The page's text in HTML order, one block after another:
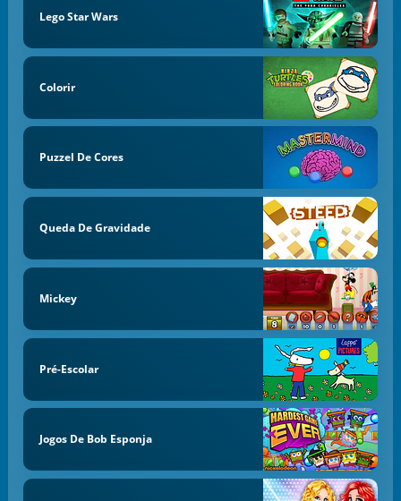
Lego Star Wars
Colorir
Puzzel De Cores
Queda De Gravidade
Mickey
Pré-Escolar
Jogos De Bob Esponja